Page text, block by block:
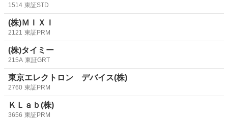
1514 東証STD
(株)ＭＩＸＩ
2121 東証PRM
(株)タイミー
215A 東証GRT
東京エレクトロン デバイス(株)
2760 東証PRM
ＫＬａｂ(株)
3656 東証PRM